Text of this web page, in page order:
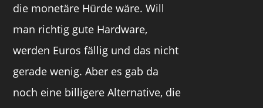
die monetäre Hürde wäre. Will
man richtig gute Hardware,
werden Euros fällig und das nicht
gerade wenig. Aber es gab da
noch eine billigere Alternative, die